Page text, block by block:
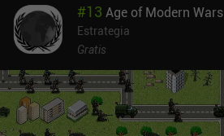
#13 Age of Modern Wars
Estrategia
Gratis